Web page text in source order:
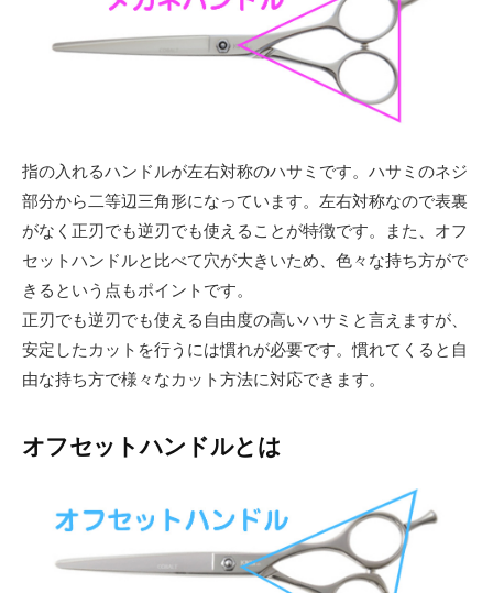
指の入れるハンドルが左右対称のハサミです。ハサミのネジ
部分から二等辺三角形になっています。左右対称なので表裏
がなく正刃でも逆刃でも使えることが特徴です。また、オフ
セットハンドルと比べて穴が大きいため、色々な持ち方がで
きるという点もポイントです。
正刃でも逆刃でも使える自由度の高いハサミと言えますが、
安定したカットを行うには慣れが必要です。慣れてくると自
由な持ち方で様々なカット方法に対応できます。
オフセットハンドルとは